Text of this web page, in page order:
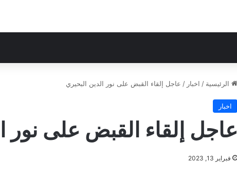
الرئيسية / اخبار / عاجل إلقاء القبض على نور الدين البحيري
اخبار
عاجل إلقاء القبض على نور
فبراير 13, 2023